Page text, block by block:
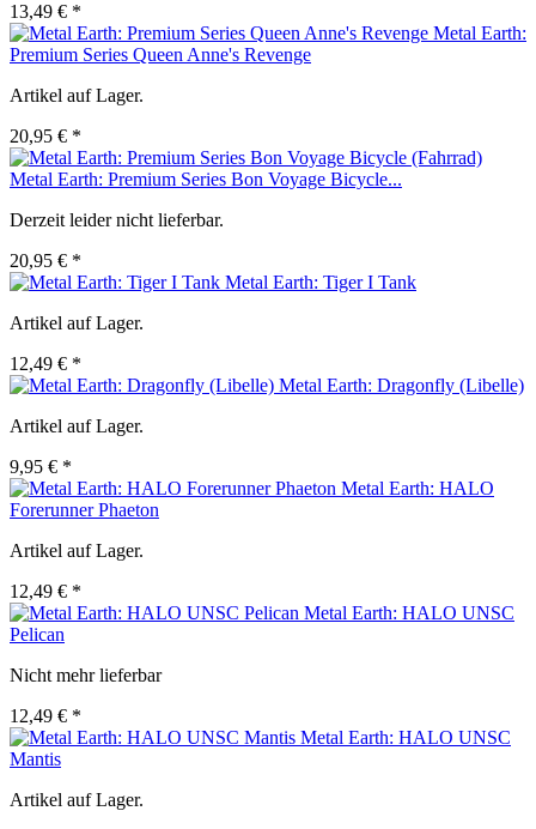
13,49 € *
Metal Earth:
Premium Series Queen Anne's Revenge
Artikel auf Lager.
20,95 € *
Metal Earth: Premium Series Bon Voyage Bicycle...
Derzeit leider nicht lieferbar.
20,95 € *
Metal Earth: Tiger I Tank
Artikel auf Lager.
12,49 € *
Metal Earth: Dragonfly (Libelle)
Artikel auf Lager.
9,95 € *
Metal Earth: HALO
Forerunner Phaeton
Artikel auf Lager.
12,49 € *
Metal Earth: HALO UNSC
Pelican
Nicht mehr lieferbar
12,49 € *
Metal Earth: HALO UNSC
Mantis
Artikel auf Lager.